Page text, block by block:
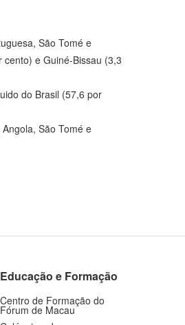
São Tomé e
e Guiné-Bissau (3,3
do Brasil (57,6 por
São Tomé e
Educação e Formação
Centro de Formação do
Fórum de Macau